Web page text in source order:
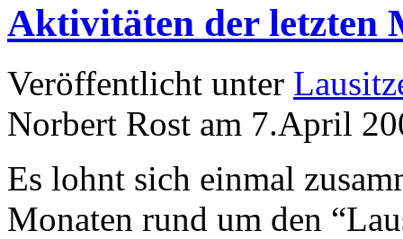
Aktivitäten der letzten
Veröffentlicht unter
Norbert Rost am 7.April
Es lohnt sich einmal
Monaten rund um den